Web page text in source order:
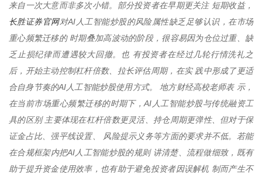
来自一次大意而非多次小错。部分投资者在早期更关注 短期收益，
长胜证券官网对AI人工智能炒股的风险属性缺乏足够认识，在市场
重心频繁迁移的 时期叠加高波动的阶段，很容易因为仓位过重、缺
乏止损纪律而遭遇较大回撤。也 有投资者在经过几轮行情洗礼之
后，开始主动控制杠杆倍数、拉长评估周期，在实 践中形成了更适
合自身节奏的AI人工智能炒股使用方式。 地方财经高校老师表 示，
在当前市场重心频繁迁移的时期下，AI人工智能炒股与传统融资工
具的区别 主要体现在杠杆倍数更灵活、持仓周期更弹性、但对于保
证金占比、强平线设置、 风险提示义务等方面的要求并不低。若能
在合规框架内把AI人工智能炒股的规则 讲清楚、流程做细致，既有
助于提升资金使用效率，也有助于避免投资者因误解机 制而产生不